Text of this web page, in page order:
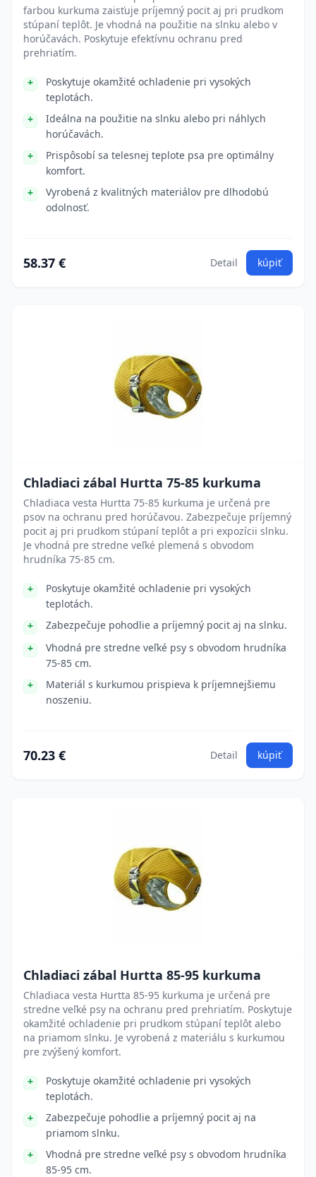
farbou kurkuma zaisťuje príjemný pocit aj pri prudkom
stúpaní teplôt. Je vhodná na použitie na slnku alebo v
horúčavách. Poskytuje efektívnu ochranu pred
prehriatím.
Poskytuje okamžité ochladenie pri vysokých
teplotách.
Ideálna na použitie na slnku alebo pri náhlych
horúčavách.
Prispôsobí sa telesnej teplote psa pre optimálny
komfort.
Vyrobená z kvalitných materiálov pre dlhodobú
odolnosť.
58.37 € Detail kúpiť
Chladiaci zábal Hurtta 75-85 kurkuma
Chladiaca vesta Hurtta 75-85 kurkuma je určená pre
psov na ochranu pred horúčavou. Zabezpečuje príjemný
pocit aj pri prudkom stúpaní teplôt a pri expozícii slnku.
Je vhodná pre stredne veľké plemená s obvodom
hrudníka 75-85 cm.
Poskytuje okamžité ochladenie pri vysokých
teplotách.
Zabezpečuje pohodlie a príjemný pocit aj na slnku.
Vhodná pre stredne veľké psy s obvodom hrudníka
75-85 cm.
Materiál s kurkumou prispieva k príjemnejšiemu
noszeniu.
70.23 € Detail kúpiť
Chladiaci zábal Hurtta 85-95 kurkuma
Chladiaca vesta Hurtta 85-95 kurkuma je určená pre
stredne veľké psy na ochranu pred prehriatím. Poskytuje
okamžité ochladenie pri prudkom stúpaní teplôt alebo
na priamom slnku. Je vyrobená z materiálu s kurkumou
pre zvýšený komfort.
Poskytuje okamžité ochladenie pri vysokých
teplotách.
Zabezpečuje pohodlie a príjemný pocit aj na
priamom slnku.
Vhodná pre stredne veľké psy s obvodom hrudníka
85-95 cm.